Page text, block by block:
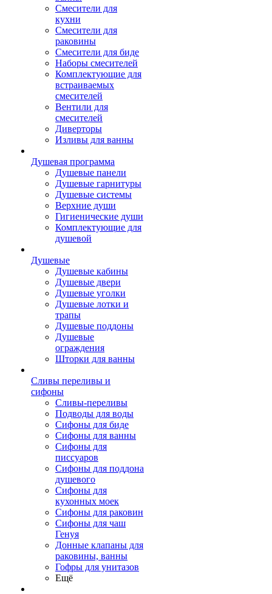
Смесители для
кухни
Смесители для
раковины
Смесители для биде
Наборы смесителей
Комплектующие для
встраиваемых
смесителей
Вентили для
смесителей
Диверторы
Изливы для ванны
Душевая программа
Душевые панели
Душевые гарнитуры
Душевые системы
Верхние души
Гигиенические души
Комплектующие для
душевой
Душевые
Душевые кабины
Душевые двери
Душевые уголки
Душевые лотки и
трапы
Душевые поддоны
Душевые
ограждения
Шторки для ванны
Сливы переливы и
сифоны
Сливы-переливы
Подводы для воды
Сифоны для биде
Сифоны для ванны
Сифоны для
писсуаров
Сифоны для поддона
душевого
Сифоны для
кухонных моек
Сифоны для раковин
Сифоны для чаш
Генуя
Донные клапаны для
раковины, ванны
Гофры для унитазов
Ещё